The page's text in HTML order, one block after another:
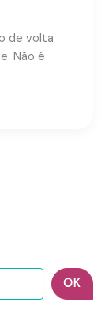
OK
de volta
Não é